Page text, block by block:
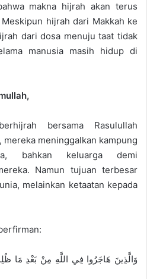
makna hijrah akan terus
hijrah dari Makkah ke
dari dosa menuju taat tidak
manusia masih hidup di
bersama Rasulullah
, mereka meninggalkan kampung
bahkan keluarga demi
Namun tujuan terbesar
melainkan ketaatan kepada